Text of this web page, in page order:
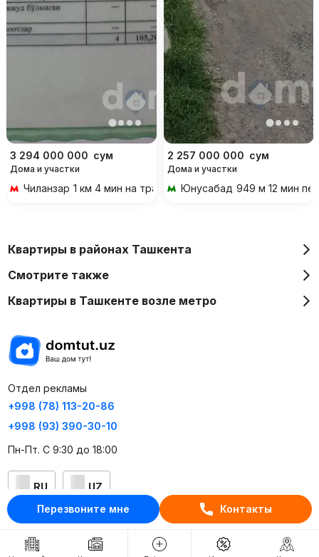
Перезвоните мне Контакты
3 294 000 000 сум
Дома и участки
Чиланзар 1 км 4 мин на транспорте
2 257 000 000 сум
Дома и участки
Юнусабад 949 м 12 мин
Квартиры в районах Ташкента
Смотрите также
Квартиры в Ташкенте возле метро
Отдел рекламы
+998 (78) 113-20-86
+998 (93) 390-30-10
Пн-Пт. С 9:30 до 18:00
RU UZ
Контакты
О проекте